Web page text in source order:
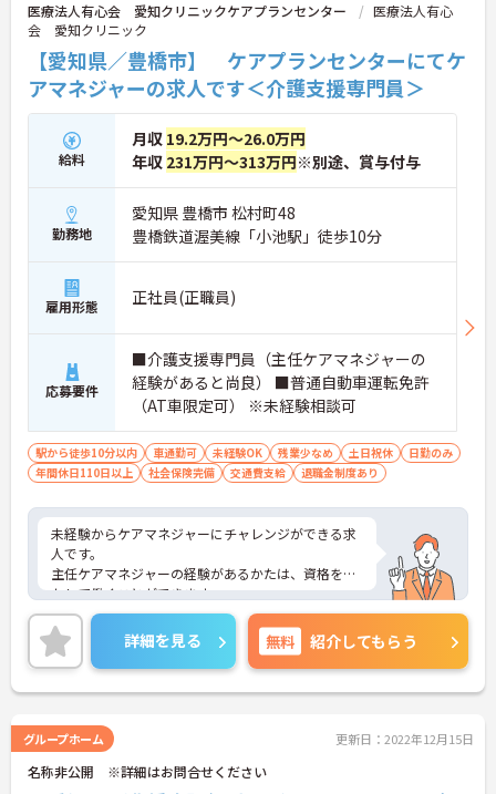
医療法人有心会 愛知クリニックケアプランセンター
医療法人有心
会 愛知クリニック
【愛知県／豊橋市】 ケアプランセンターにてケ
アマネジャーの求人です＜介護支援専門員＞
給料
月収 19.2万円～26.0万円
年収 231万円～313万円※別途、賞与付与
勤務地
愛知県 豊橋市 松村町48
豊橋鉄道渥美線「小池駅」徒歩10分
雇用形態 正社員(正職員)
応募要件
■介護支援専門員（主任ケアマネジャーの
経験があると尚良） ■普通自動車運転免許
（AT車限定可） ※未経験相談可
駅から徒歩10分以内 車通勤可 未経験OK 残業少なめ 土日祝休
日勤のみ
年間休日110日以上
社会保険完備 交通費支給 退職金制度あり
未経験からケアマネジャーにチャレンジができる求
人です。
主任ケアマネジャーの経験があるかたは、資格を活
かして働くことができます。
ご興味ある方には、面接対策ポイントなど、さらに
詳細をお話しいたしますのでお気軽にご相談くださ
い！
詳細を見る 無料 紹介してもらう
グループホーム 更新日：2022年12月15日
名称非公開 ※詳細はお問合せください